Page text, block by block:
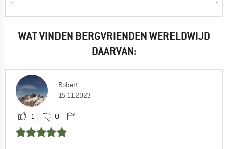
WAT VINDEN BERGVRIENDEN WERELDWIJD
DAARVAN:
Robert
15.11.2023
1 0